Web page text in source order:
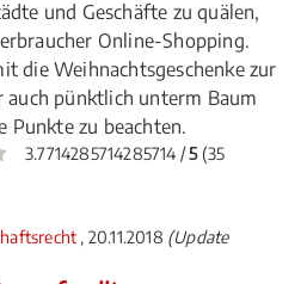
und Geschäfte zu quälen,
Online-Shopping.
die Weihnachtsgeschenke zur
pünktlich unterm Baum
Punkte zu beachten.
3.7714285714285714 /5(35
, 20.11.2018 (Update